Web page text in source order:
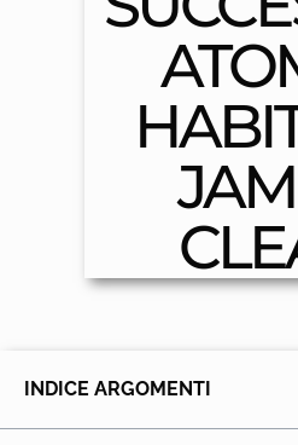
INDICE ARGOMENTI